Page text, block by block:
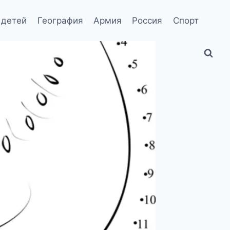
География Армия Россия Спорт